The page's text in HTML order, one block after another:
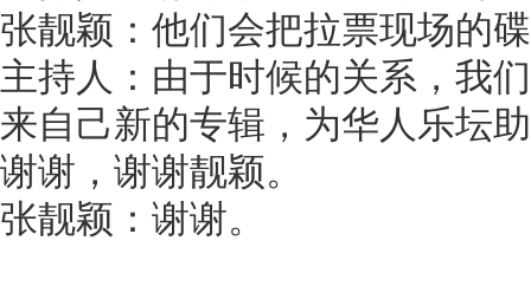
张靓颖：他们会把拉票现场的
主持人：由于时候的关系，我
来自己新的专辑，为华人乐坛
谢谢，谢谢靓颖。
张靓颖：谢谢。